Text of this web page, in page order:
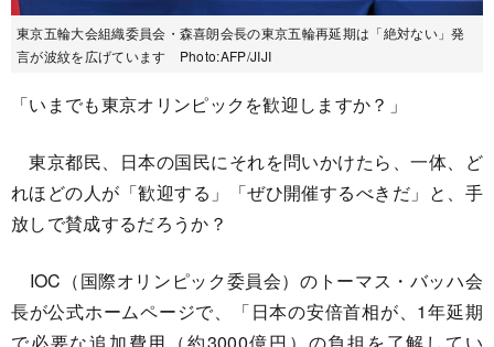
東京五輪大会組織委員会・森喜朗会長の東京五輪再延期は「絶対ない」発
言が波紋を広げています Photo:AFP/JIJI
「いまでも東京オリンピックを歓迎しますか？」
東京都民、日本の国民にそれを問いかけたら、一体、ど
れほどの人が「歓迎する」「ぜひ開催するべきだ」と、手
放しで賛成するだろうか？
IOC（国際オリンピック委員会）のトーマス・バッハ会
長が公式ホームページで、「日本の安倍首相が、1年延期
で必要な追加費用（約3000億円）の負担を了解してい